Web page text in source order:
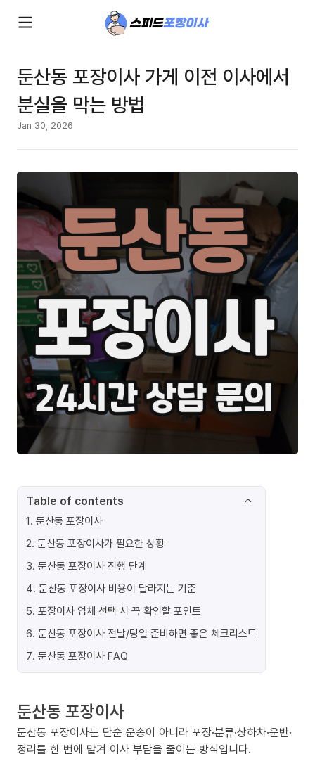
둔산동 포장이사 가게 이전 이사에서
분실을 막는 방법
Jan 30, 2026
Table of contents
1. 둔산동 포장이사
2. 둔산동 포장이사가 필요한 상황
3. 둔산동 포장이사 진행 단계
4. 둔산동 포장이사 비용이 달라지는 기준
5. 포장이사 업체 선택 시 꼭 확인할 포인트
6. 둔산동 포장이사 전날/당일 준비하면 좋은 체크리스트
7. 둔산동 포장이사 FAQ
둔산동 포장이사
둔산동 포장이사는 단순 운송이 아니라 포장·분류·상하차·운반·
정리를 한 번에 맡겨 이사 부담을 줄이는 방식입니다.